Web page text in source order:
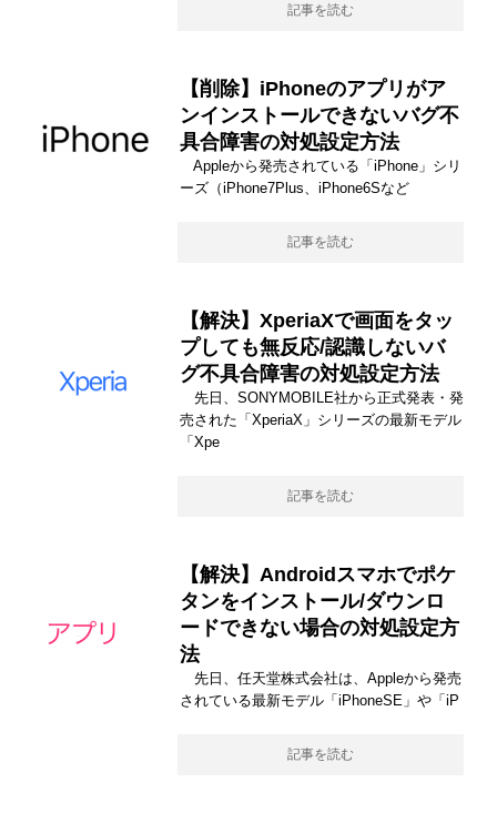
記事を読む
【削除】iPhoneのアプリがア
ンインストールできないバグ不
具合障害の対処設定方法
Appleから発売されている「iPhone」シリ
ーズ（iPhone7Plus、iPhone6Sなど
記事を読む
【解決】XperiaXで画面をタッ
プしても無反応/認識しないバ
グ不具合障害の対処設定方法
先日、SONYMOBILE社から正式発表・発
売された「XperiaX」シリーズの最新モデル
「Xpe
記事を読む
【解決】Androidスマホでポケ
タンをインストール/ダウンロ
ードできない場合の対処設定方
法
先日、任天堂株式会社は、Appleから発売
されている最新モデル「iPhoneSE」や「iP
記事を読む